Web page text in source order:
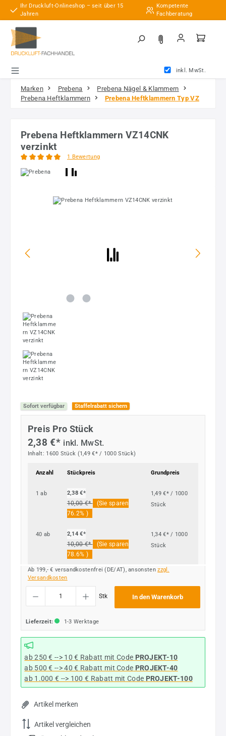
Zum Hauptinhalt springen
Ihr Druckluft-Onlineshop – seit über 15
Jahren
Kompetente
Fachberatung
inkl. MwSt.
Marken Prebena
Prebena Nägel & Klammern
Prebena Heftklammern
Prebena Heftklammern Typ VZ
Prebena Heftklammern VZ14CNK
verzinkt
1 Bewertung
Bildergalerie überspringen
Sofort verfügbar Staffelrabatt sichern
Preis Pro Stück
2,38 €* inkl. MwSt.
Inhalt: 1600 Stück (1,49 €* / 1000 Stück)
Anzahl Stückpreis Grundpreis
1 ab 2,38 €*
10,00 €*
(Sie sparen
76.2% )
1,49 €* / 1000
Stück
40 ab 2,14 €*
10,00 €*
(Sie sparen
78.6% )
1,34 €* / 1000
Stück
Ab 199,- € versandkostenfrei (DE/AT), ansonstenzzgl.
Versandkosten
Produkt Anzahl: Gib den gewünschten Wert ein oder benutze die Schaltflächen um
Stk In den Warenkorb
Lieferzeit: 1-3 Werktage
ab 250 € --> 10 € Rabatt mit Code PROJEKT-10
ab 500 € --> 40 € Rabatt mit Code PROJEKT-40
ab 1.000 € --> 100 € Rabatt mit Code PROJEKT-100
Artikel merken
Artikel vergleichen